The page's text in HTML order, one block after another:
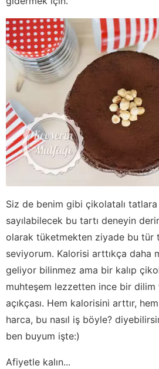
Siz de benim gibi çikolatalı
sayılabilecek bu tartı deneyin
olarak tüketmekten ziyade bu tür
seviyorum. Kalorisi arttıkça daha
geliyor bilinmez ama bir kalıp
muhteşem lezzetten ince bir
açıkçası. Hem kalorisini arttır,
harca, bu nasıl iş böyle?
ben buyum işte:)
Afiyetle kalın...